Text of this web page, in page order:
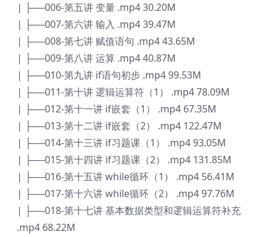
| ├──006-第五讲 变量 .mp4 30.20M
| ├──007-第六讲 输入 .mp4 39.47M
| ├──008-第七讲 赋值语句 .mp4 43.65M
| ├──009-第八讲 运算 .mp4 40.87M
| ├──010-第九讲 if语句初步 .mp4 99.53M
| ├──011-第十讲 逻辑运算符（1） .mp4 78.09M
| ├──012-第十一讲 if嵌套（1） .mp4 67.35M
| ├──013-第十二讲 if嵌套（2） .mp4 122.47M
| ├──014-第十三讲 if习题课（1） .mp4 93.05M
| ├──015-第十四讲 if习题课（2） .mp4 131.85M
| ├──016-第十五讲 while循环（1） .mp4 56.41M
| ├──017-第十六讲 while循环（2） .mp4 97.76M
| ├──018-第十七讲 基本数据类型和逻辑运算符补充
.mp4 68.22M